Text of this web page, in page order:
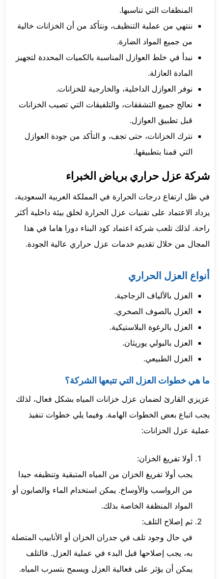
المنظفات التي تناسبها.
ننتهي من عملية التنظيف، ونتأكد من أن الخزانات خالية
من جميع المواد الضارة.
نبدأ في خلط العوازل المناسبة بالكميات المحددة لتجهيز
المادة العازلة.
نوفر العوازل الداخلية، والخارجية للخزانات.
نعالج جميع التشققات، والتلفيقات التي تصيب الخزانات
قبل تطبيق العوازل.
نترك الخزانات، حتى تجف، و التأكد من جودة العوازل
التي قمنا بتطبيقها.
شركة عزل حراري برياض الخبراء
في ظل ارتفاع درجات الحرارة في المملكة العربية السعودية،
يزداد الاعتماد على تقنيات عزل الحرارة لخلق بيئة داخلية أكثر
راحة. لذلك تلعب شركة اعتماد كود البناء دورا هاما في هذا
المجال من خلال تقديم خدمات عزل حراري عالية الجودة.
أنواع العزل الحراري
العزل بالألياف الزجاجية.
العزل بالصوف الصخري.
العزل بالرغوة البلاستيكية.
العزل بالبولي يوريثان.
العزل الطبيعي.
ما هي خطوات العزل التي تتبعها الشركة؟
عزيزي القارئ لضمان عزل خزانات المياه بشكل فعال، لذلك
يجب اتباع بعض الخطوات الهامة. وفيما يلي خطوات تنفيذ
عملية عزل الخزانات:
أولا تفريغ الخزان:
يجب أولا تفريغ الخزان من المياه المتبقية وتنظيفه جيدا
من الرواسب والأوساخ. يمكن استخدام الماء والصابون أو
المواد المنظفة الخاصة بذلك.
ثم إصلاح التلف:
في حال وجود تلف في جدران الخزان أو الأنابيب المتصلة
به، يجب إصلاحها قبل البدء في عملية العزل. فالتلف
يمكن أن يؤثر على فعالية العزل ويسمح بتسرب المياه.